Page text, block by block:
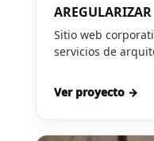
AREGULARIZAR
Sitio web
servicios de
Ver proyecto →